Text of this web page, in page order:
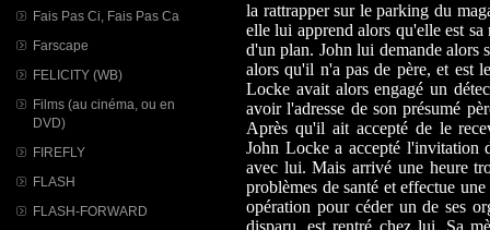
Fais Pas Ci, Fais Pas Ca
Farscape
FELICITY (WB)
Films (au cinéma, ou en
DVD)
FIREFLY
FLASH
FLASH-FORWARD
la rattrapper sur le parking du
elle lui apprend alors qu'elle est
d'un plan. John lui demande alors
alors qu'il n'a pas de père, et est
Locke avait alors engagé un
avoir l'adresse de son présumé
Après qu'il ait accepté de le
John Locke a accepté l'invitation
avec lui. Mais arrivé une heure
problèmes de santé et effectue
opération pour céder un de ses